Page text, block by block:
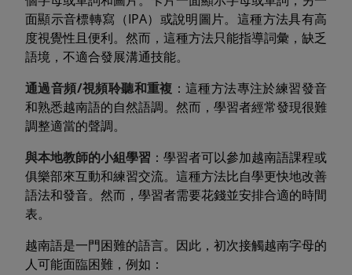
面顯示音標轉寫（IPA）或說明圖片。這種方法具有高
度視覺性且便利。然而，這種方法只能指導詞彙，缺乏
語境，不適合發展溝通技能。
通過音頻/視頻聆聽和重複 ：這種方法專注於練習發音
和熟悉越南語的自然語調。然而，學習者經常發現很難
調整適當的聲調。
與本地教師的小組學習 ：學習者可以參加越南語課程或
俱樂部來互動和練習交流。這種方法比自學更快地改善
語法和發音。然而，學習者需要花錢並安排合適的時間
表。
越南語是一門困難的語言。因此，初次接觸越南字母的
人可能面臨困難，例如：